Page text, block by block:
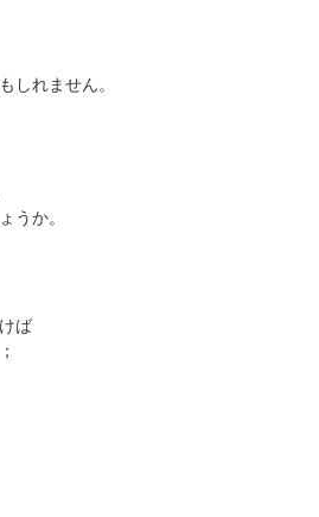
しれません。
うか。
ば